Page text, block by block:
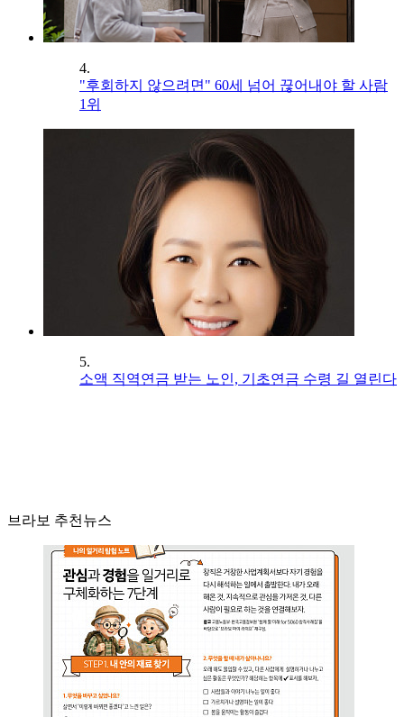
4.
"후회하지 않으려면" 60세 넘어 끊어내야 할 사람
1위
5.
소액 직역연금 받는 노인, 기초연금 수령 길 열린다
브라보 추천뉴스